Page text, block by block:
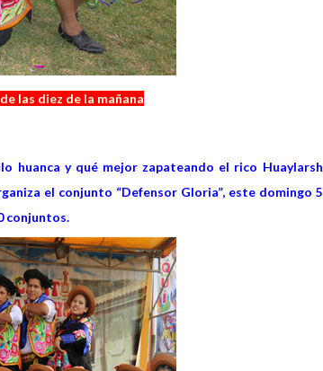
las diez de la mañana
huanca y qué mejor zapateando el rico Huaylarsh
el conjunto “Defensor Gloria”, este domingo 5
conjuntos.